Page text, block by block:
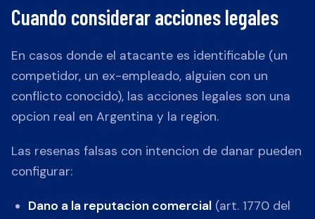
Cuando considerar acciones legales
En casos donde el atacante es identificable (un
competidor, un ex-empleado, alguien con un
conflicto conocido), las acciones legales son una
opcion real en Argentina y la region.
Las resenas falsas con intencion de danar pueden
configurar:
Dano a la reputacion comercial (art. 1770 del